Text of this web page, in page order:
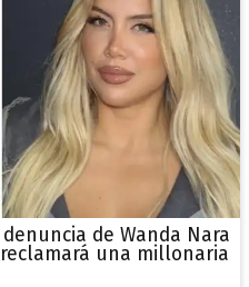
de Wanda Nara
una millonaria